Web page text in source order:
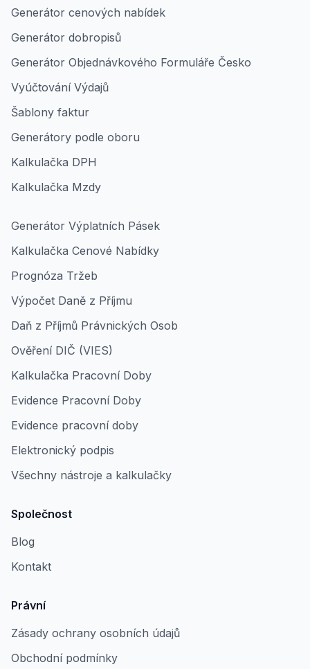
Generátor cenových nabídek
Generátor dobropisů
Generátor Objednávkového Formuláře Česko
Vyúčtování Výdajů
Šablony faktur
Generátory podle oboru
Kalkulačka DPH
Kalkulačka Mzdy
Generátor Výplatních Pásek
Kalkulačka Cenové Nabídky
Prognóza Tržeb
Výpočet Daně z Příjmu
Daň z Příjmů Právnických Osob
Ověření DIČ (VIES)
Kalkulačka Pracovní Doby
Evidence Pracovní Doby
Evidence pracovní doby
Elektronický podpis
Všechny nástroje a kalkulačky
Společnost
Blog
Kontakt
Právní
Zásady ochrany osobních údajů
Obchodní podmínky